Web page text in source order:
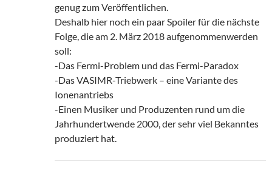
genug zum Veröffentlichen.
Deshalb hier noch ein paar Spoiler für die nächste
Folge, die am 2. März 2018 aufgenommenwerden
soll:
-Das Fermi-Problem und das Fermi-Paradox
-Das VASIMR-Triebwerk – eine Variante des
Ionenantriebs
-Einen Musiker und Produzenten rund um die
Jahrhundertwende 2000, der sehr viel Bekanntes
produziert hat.